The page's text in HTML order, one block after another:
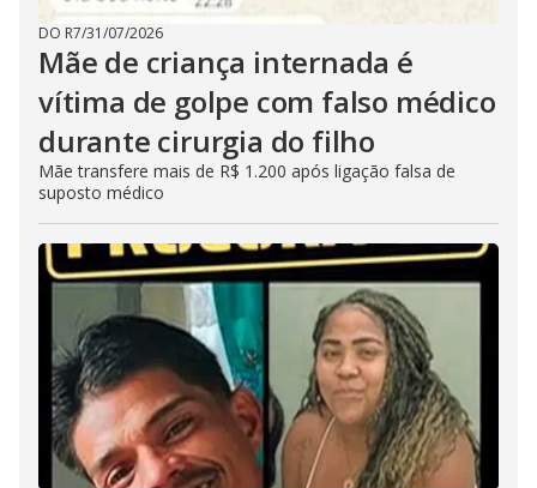
DO R7/31/07/2026
Mãe de criança internada é
vítima de golpe com falso médico
durante cirurgia do filho
Mãe transfere mais de R$ 1.200 após ligação falsa de
suposto médico